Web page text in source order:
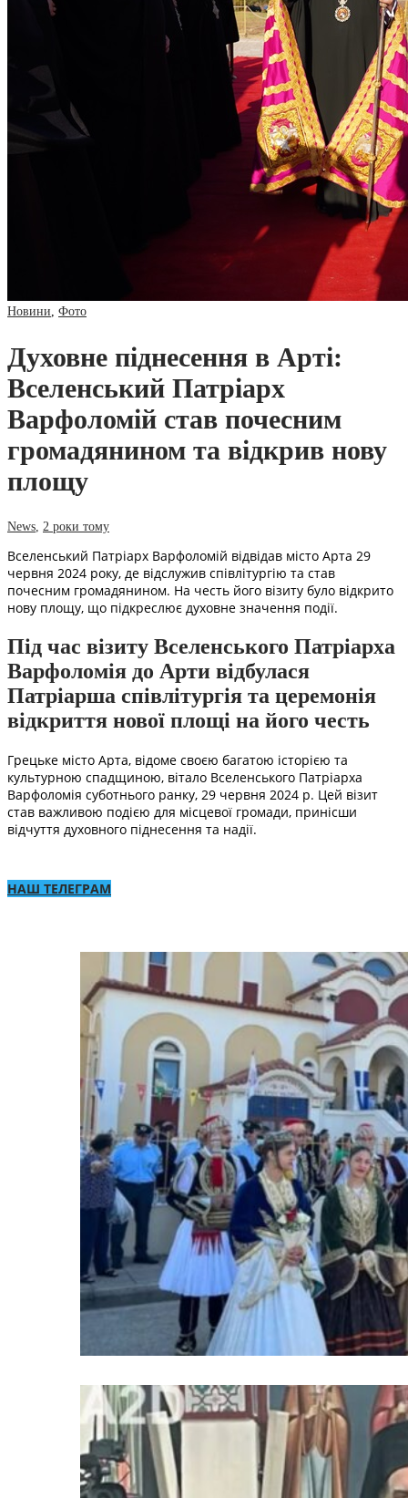
Новини Фото
Духовне піднесення в Арті:
Вселенський Патріарх
Варфоломій став почесним
громадянином та відкрив нову
площу
News 2 роки тому
Вселенський Патріарх Варфоломій відвідав місто Арта 29
червня 2024 року, де відслужив співлітургію та став
почесним громадянином. На честь його візиту було відкрито
нову площу, що підкреслює духовне значення події.
Під час візиту Вселенського Патріарха
Варфоломія до Арти відбулася
Патріарша співлітургія та церемонія
відкриття нової площі на його честь
Грецьке місто Арта, відоме своєю багатою історією та
культурною спадщиною, вітало Вселенського Патріарха
Варфоломія суботнього ранку, 29 червня 2024 р. Цей візит
став важливою подією для місцевої громади, принісши
відчуття духовного піднесення та надії.
НАШ ТЕЛЕГРАМ